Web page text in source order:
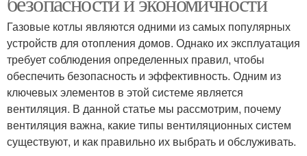
Газовые котлы являются одними из самых популярных
устройств для отопления домов. Однако их эксплуатация
требует соблюдения определенных правил, чтобы
обеспечить безопасность и эффективность. Одним из
ключевых элементов в этой системе является
вентиляция. В данной статье мы рассмотрим, почему
вентиляция важна, какие типы вентиляционных систем
существуют, и как правильно их выбрать и обслуживать.